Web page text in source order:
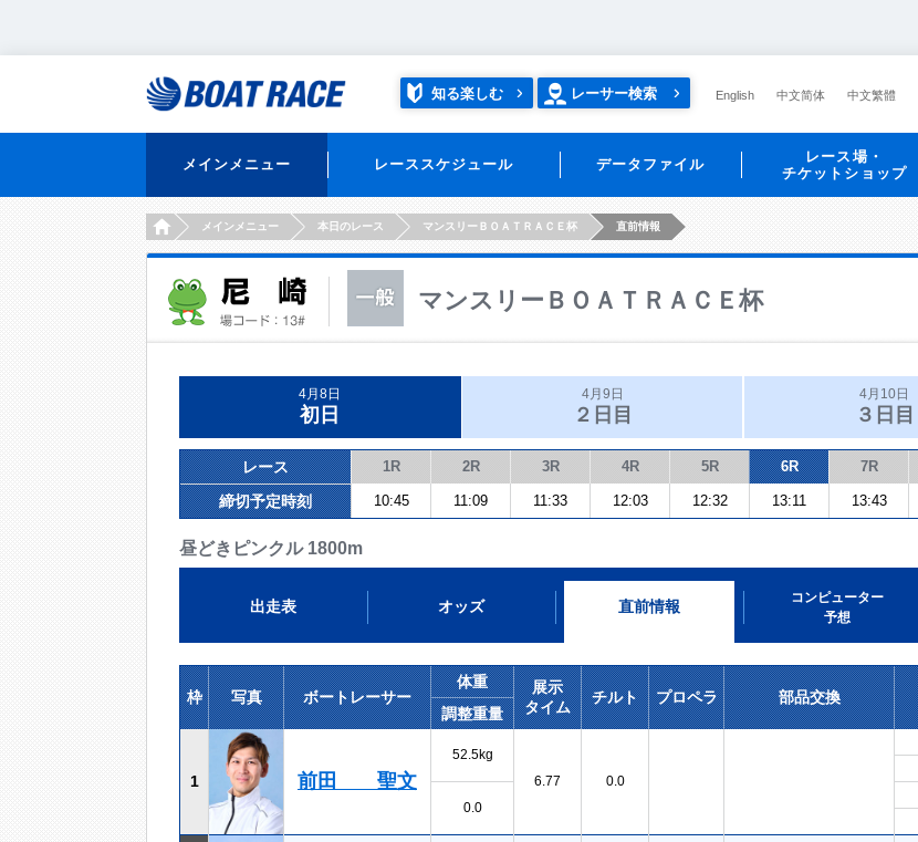
知る楽しむ レーサー検索 English 中文简体 中文繁體
メインメニュー レーススケジュール データファイル
レース場・
チケットショップ
HOMEメインメニュー 本日のレース マンスリーＢＯＡＴＲＡＣＥ杯 直前情報
マンスリーＢＯＡＴＲＡＣＥ杯
4月8日
初日
4月9日
２日目
4月10日
３日目
レース 1R 2R 3R 4R 5R 6R 7R
締切予定時刻 10:45 11:09 11:33 12:03 12:32 13:11 13:43
昼どきピンクル 1800m
出走表 オッズ 直前情報
コンピューター
予想
枠 写真 ボートレーサー
体重
展示
タイム
チルト プロペラ 部品交換
調整重量
1 前田 聖文
52.5kg
6.77
0.0
0.0